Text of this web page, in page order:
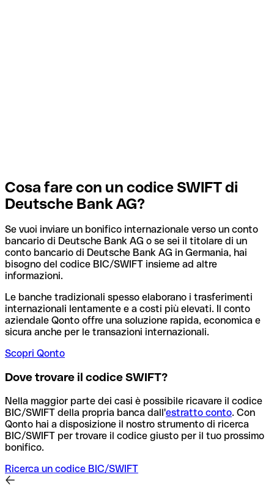
Cosa fare con un codice SWIFT di
Deutsche Bank AG?
Se vuoi inviare un bonifico internazionale verso un conto
bancario di Deutsche Bank AG o se sei il titolare di un
conto bancario di Deutsche Bank AG in Germania, hai
bisogno del codice BIC/SWIFT insieme ad altre
informazioni.
Le banche tradizionali spesso elaborano i trasferimenti
internazionali lentamente e a costi più elevati. Il conto
aziendale Qonto offre una soluzione rapida, economica e
sicura anche per le transazioni internazionali.
Scopri Qonto
Dove trovare il codice SWIFT?
Nella maggior parte dei casi è possibile ricavare il codice
BIC/SWIFT della propria banca dall'estratto conto. Con
Qonto hai a disposizione il nostro strumento di ricerca
BIC/SWIFT per trovare il codice giusto per il tuo prossimo
bonifico.
Ricerca un codice BIC/SWIFT